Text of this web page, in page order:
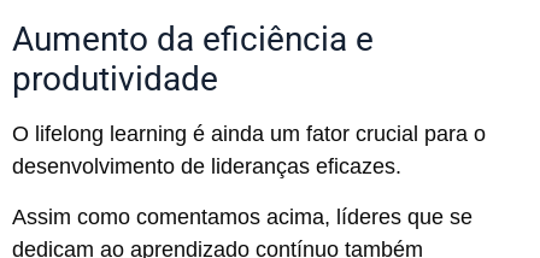
Aumento da eficiência e
produtividade
O lifelong learning é ainda um fator crucial para o
desenvolvimento de lideranças eficazes.
Assim como comentamos acima, líderes que se
dedicam ao aprendizado contínuo também